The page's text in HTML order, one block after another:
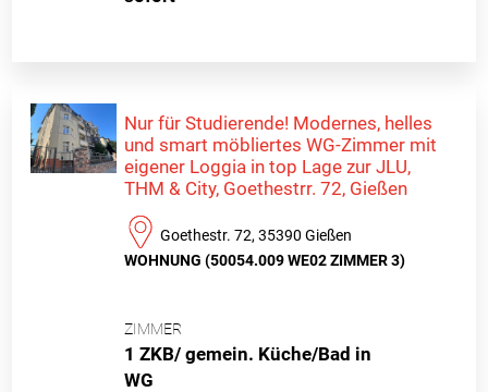
Nur für Studierende! Modernes, helles
und smart möbliertes WG-Zimmer mit
eigener Loggia in top Lage zur JLU,
THM & City, Goethestrr. 72, Gießen
Goethestr. 72, 35390 Gießen
WOHNUNG (50054.009 WE02 ZIMMER 3)
ZIMMER
1 ZKB/ gemein. Küche/Bad in
WG